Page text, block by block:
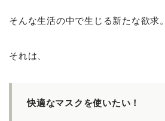
そんな生活の中で生じる新たな欲求。
それは、
快適なマスクを使いたい！